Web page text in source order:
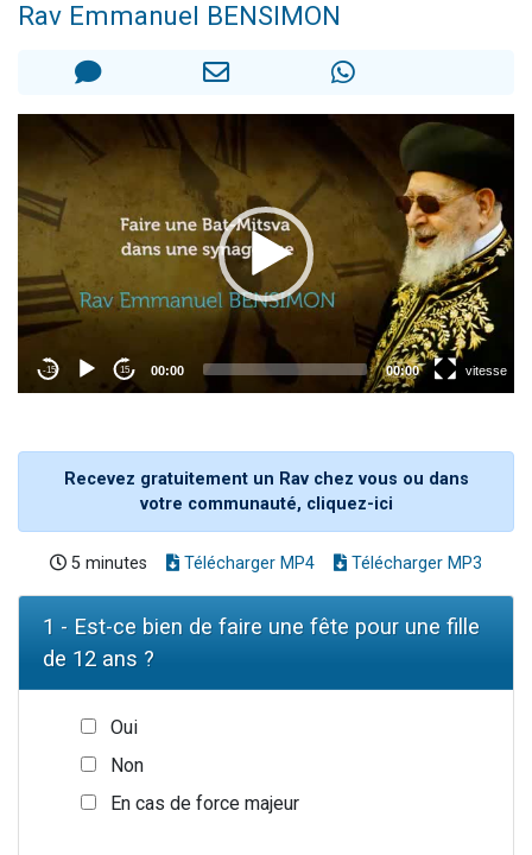
2 personnes viennent de nous rejoindre sur WhatsApp
2 personnes viennent de faire un don pour Tsédaka : pauvres d'Israel
Rav Emmanuel BENSIMON
Recevez gratuitement un Rav chez vous ou dans
votre communauté, cliquez-ici
5 minutes Télécharger MP4 Télécharger MP3
1 - Est-ce bien de faire une fête pour une fille
de 12 ans ?
Oui
Non
En cas de force majeur